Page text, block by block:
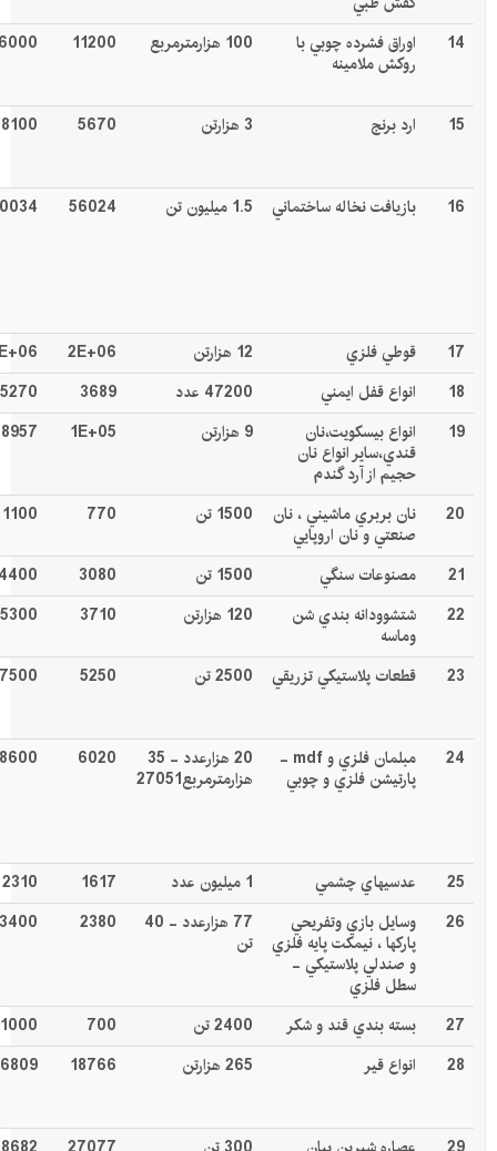
14 اوراق فشرده چوبي با
روكش ملامينه
100 هزارمترمربع 11200
15 ارد برنج 3 هزارتن 5670
8100
16 بازيافت نخاله ساختماني 1.5 ميليون تن 56024
17 قوطي فلزي 12 هزارتن 2E+06
18
انواع قفل ايمني 47200 عدد 3689
5270
19
انواع بيسكويت،نان
قندي،ساير انواع نان
حجيم از آرد گندم
9 هزارتن 1E+05
20 نان بربري ماشيني ، نان
صنعتي و نان اروپايي
1500 تن 770
1100
21 مصنوعات سنگي 1500 تن 3080
22
شتشوودانه بندي شن
وماسه
120 هزارتن 3710
5300
23 قطعات پلاستيكي تزريقي 2500 تن 5250
7500
24 مبلمان فلزي وmdf
-
پارتيشن فلزي و چوبي
20 هزارعدد - 35
هزارمترمربع27051
6020
8600
25 عدسيهاي چشمي 1 ميليون عدد 1617
2310
26
وسايل بازي وتفريحي
پاركها ، نيمکت پايه فلزي
و صندلي پلاستيکي -
سطل فلزي
77 هزارعدد - 40
تن
2380
3400
27 بسته بندي قند و شکر 2400 تن 700
1000
28
انواع قير 265 هزارتن 18766